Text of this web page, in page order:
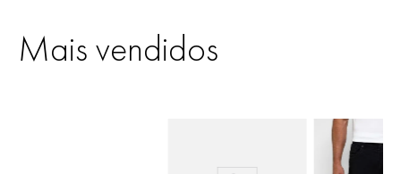
Mais vendidos